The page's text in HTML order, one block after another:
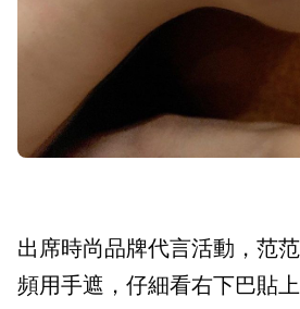
出席時尚品牌代言活動，范
頻用手遮，仔細看右下巴貼